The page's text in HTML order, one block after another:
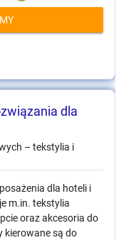
dla
– tekstylia i
dla hoteli i
m.in. tekstylia
oraz akcesoria do
kierowane są do